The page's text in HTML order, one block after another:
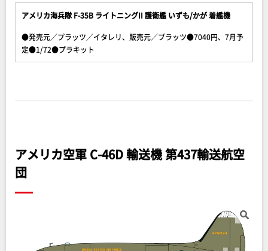
アメリカ海兵隊 F-35B ライトニングII 護衛艦 いずも/かが 着艦機
●発売元／プラッツ／イタレリ、販売元／プラッツ●7040円、7月予
定●1/72●プラキット
アメリカ空軍 C-46D 輸送機 第437輸送航空
団